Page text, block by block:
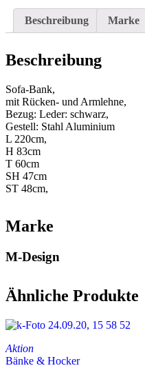
Beschreibung Marke
Beschreibung
Sofa-Bank,
mit Rücken- und Armlehne,
Bezug: Leder: schwarz,
Gestell: Stahl Aluminium
L 220cm,
H 83cm
T 60cm
SH 47cm
ST 48cm,
Marke
M-Design
Ähnliche Produkte
Aktion
Bänke & Hocker